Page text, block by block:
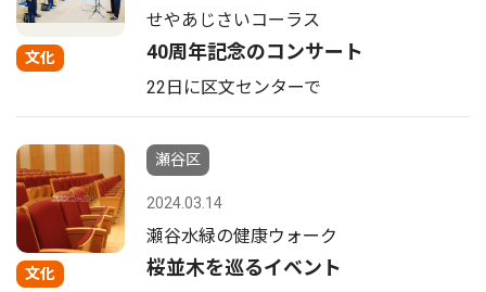
文化
せやあじさいコーラス
40周年記念のコンサート
22日に区文センターで
文化
瀬谷区
2024.03.14
瀬谷水緑の健康ウォーク
桜並木を巡るイベント